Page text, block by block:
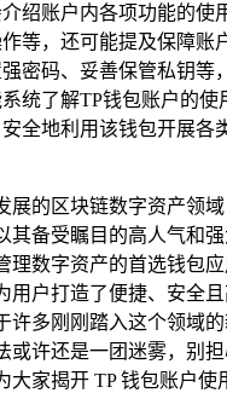
绍账户内各项功能的使
等，还可能提及保障账
密码、妥善保管私钥等
统了解TP钱包账户的使
全地利用该钱包开展各
展的区块链数字资产领
其备受瞩目的高人气和
理数字资产的首选钱包
用户打造了便捷、安全
许多刚刚踏入这个领域
或许还是一团迷雾，别
大家揭开 TP 钱包账户使